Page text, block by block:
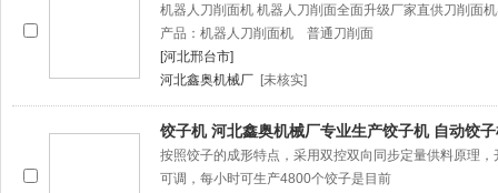
机器人刀削面机 机器人刀削面全面升级厂家直供刀削面
产品：机器人刀削面机 普通刀削面
[河北邢台市]
河北鑫奥机械厂 [未核实]
饺子机 河北鑫奥机械厂专业生产饺子机 自动饺
按照饺子的成形特点，采用双控双向同步定量供料原理
可调，每小时可生产4800个饺子是目前